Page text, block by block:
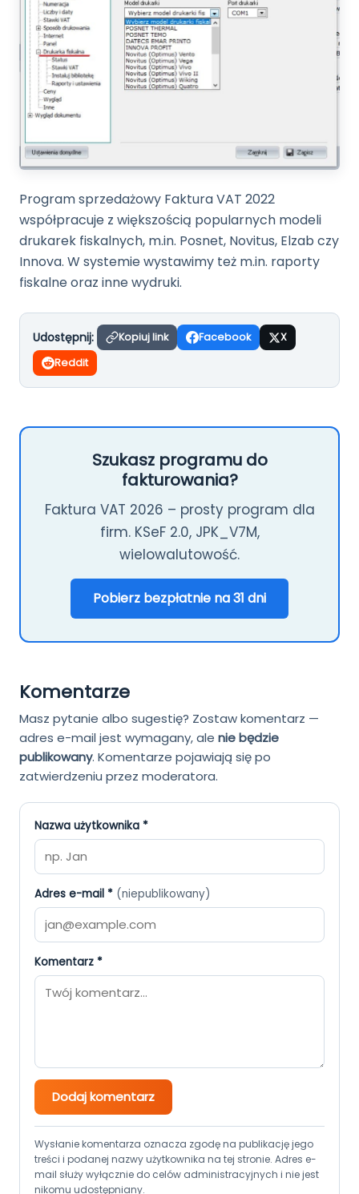
Program sprzedażowy Faktura VAT 2022
współpracuje z większością popularnych modeli
drukarek fiskalnych, m.in. Posnet, Novitus, Elzab czy
Innova. W systemie wystawimy też m.in. raporty
fiskalne oraz inne wydruki.
Udostępnij: Kopiuj link Facebook
X
Reddit
Szukasz programu do
fakturowania?
Faktura VAT 2026 – prosty program dla
firm. KSeF 2.0, JPK_V7M,
wielowalutowość.
Pobierz bezpłatnie na 31 dni
Komentarze
Masz pytanie albo sugestię? Zostaw komentarz —
adres e-mail jest wymagany, ale nie będzie
publikowany. Komentarze pojawiają się po
zatwierdzeniu przez moderatora.
Nazwa użytkownika *
Adres e-mail * (niepublikowany)
Komentarz *
Dodaj komentarz
Wysłanie komentarza oznacza zgodę na publikację jego
treści i podanej nazwy użytkownika na tej stronie. Adres e-
mail służy wyłącznie do celów administracyjnych i nie jest
nikomu udostępniany.